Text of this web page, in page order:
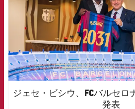
ジェセ・ビシウ、FCバルセロ
発表